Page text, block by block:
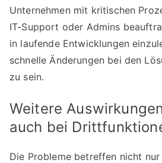
Unternehmen mit kritischen
IT-Support oder Admins
in laufende Entwicklungen
schnelle Änderungen bei den
zu sein.
Weitere
auch bei
Die Probleme betreffen nicht